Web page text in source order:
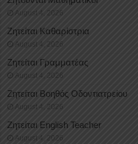
August 4, 2026
Ζητείται Καθαρίστρια
August 4, 2026
Ζητείται Γραμματέας
August 4, 2026
Ζητείται Βοηθός Οδοντιατρείου
August 4, 2026
Ζητείται English Teacher
August 4, 2026